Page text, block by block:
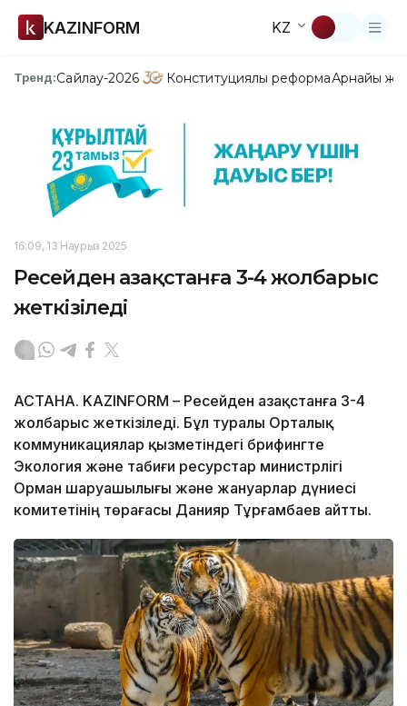
KAZINFORM KZ
Тренд:Сайлау-2026 Конституциялық реформаАрнайы
16:09, 13 Наурыз 2025
Ресейден Қазақстанға 3-4 жолбарыс
жеткізіледі
АСТАНА. KAZINFORM – Ресейден Қазақстанға 3-4
жолбарыс жеткізіледі. Бұл туралы Орталық
коммуникациялар қызметіндегі брифингте
Экология және табиғи ресурстар министрлігі
Орман шаруашылығы және жануарлар дүниесі
комитетінің төрағасы Данияр Тұрғамбаев айтты.